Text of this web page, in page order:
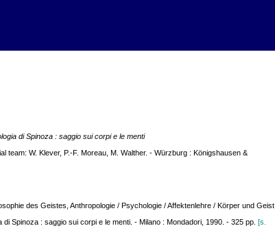
di Spinoza : saggio sui corpi e le menti
team: W. Klever, P.-F. Moreau, M. Walther. - Würzburg : Königshausen &
des Geistes, Anthropologie / Psychologie / Affektenlehre / Körper und Geist
di Spinoza : saggio sui corpi e le menti. - Milano : Mondadori, 1990. - 325 pp.[s.